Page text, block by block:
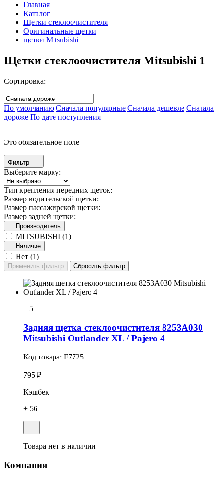
Главная
Каталог
Щетки стеклоочистителя
Оригинальные щетки
щетки Mitsubishi
Щетки стеклоочистителя Mitsubishi 1
Сортировка:
По умолчанию Сначала популярные Сначала дешевле Сначала
дороже По дате поступления
Это обязательное поле
Фильтр
Выберите марку:
Тип крепления передних щеток:
Размер водительской щетки:
Размер пассажирской щетки:
Размер задней щетки:
Производитель
MITSUBISHI (1)
Наличие
Нет (1)
5
Задняя щетка стеклоочистителя 8253A030
Mitsubishi Outlander XL / Pajero 4
Код товара: F7725
795 ₽
Кэшбек
+ 56
Товара нет в наличии
Компания